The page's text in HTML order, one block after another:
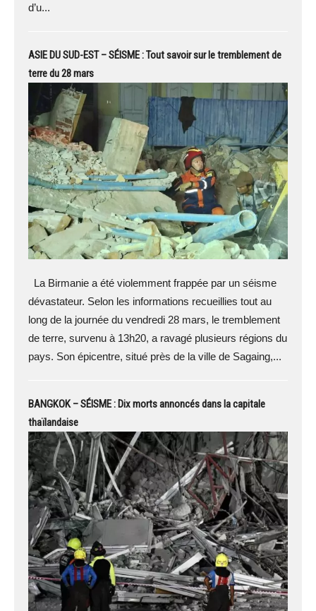
d’u...
ASIE DU SUD-EST – SÉISME : Tout savoir sur le tremblement de
terre du 28 mars
La Birmanie a été violemment frappée par un séisme
dévastateur. Selon les informations recueillies tout au
long de la journée du vendredi 28 mars, le tremblement
de terre, survenu à 13h20, a ravagé plusieurs régions du
pays. Son épicentre, situé près de la ville de Sagaing,...
BANGKOK – SÉISME : Dix morts annoncés dans la capitale
thaïlandaise